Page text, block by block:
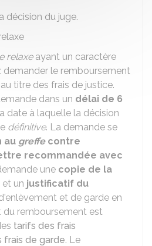
décision du juge.
relaxeayant un caractère
demander le remboursement
titre des frais de justice.
dans un délai de 6
date à laquelle la décision
définitive. La demande se
au greffecontre
recommandée avec
une copie de la
et un justificatif du
et de garde en
du remboursement est
tarifs des frais
de garde. Le